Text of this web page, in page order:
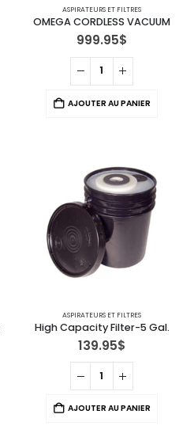
ASPIRATEURS ET FILTRES
OMEGA CORDLESS VACUUM
999.95$
AJOUTER AU PANIER
ASPIRATEURS ET FILTRES
High Capacity Filter-5 Gal.
139.95$
AJOUTER AU PANIER